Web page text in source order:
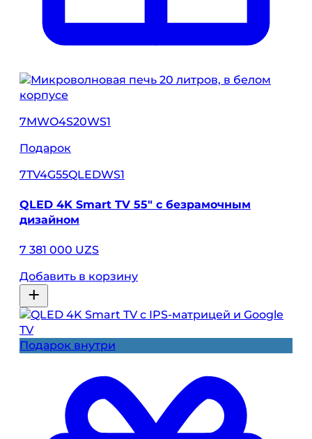
7MWO4S20WS1
Подарок
7TV4G55QLEDWS1
QLED 4K Smart TV 55″ с безрамочным
дизайном
7 381 000 UZS
Добавить в корзину
Подарок внутри